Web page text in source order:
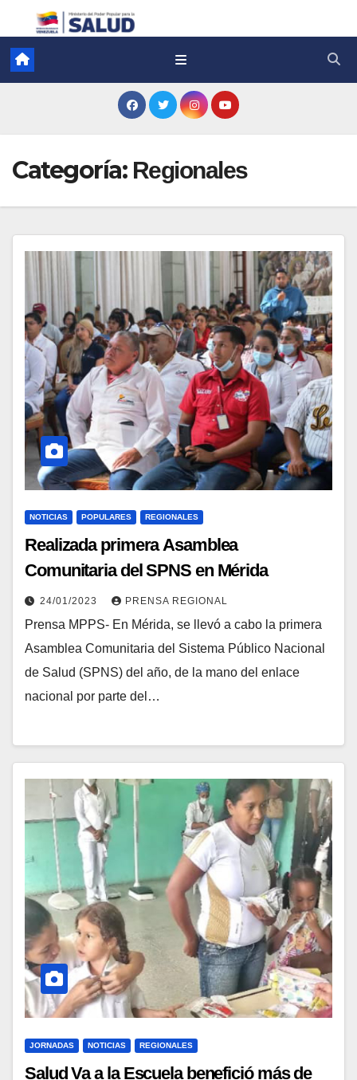
Categoría: Regionales
NOTICIAS POPULARES REGIONALES
Realizada primera Asamblea
Comunitaria del SPNS en Mérida
24/01/2023 PRENSA REGIONAL
Prensa MPPS- En Mérida, se llevó a cabo la primera
Asamblea Comunitaria del Sistema Público Nacional
de Salud (SPNS) del año, de la mano del enlace
nacional por parte del…
JORNADAS NOTICIAS REGIONALES
Salud Va a la Escuela benefició más de